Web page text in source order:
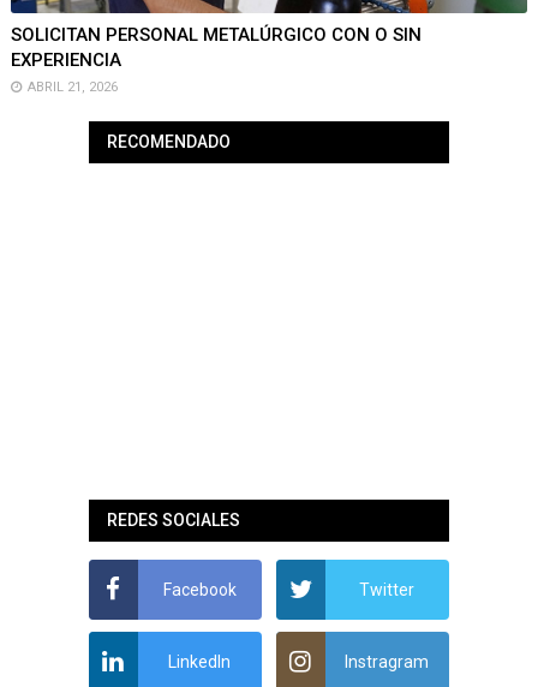
SOLICITAN PERSONAL METALÚRGICO CON O SIN
EXPERIENCIA
ABRIL 21, 2026
RECOMENDADO
REDES SOCIALES
Facebook Twitter
LinkedIn Instragram